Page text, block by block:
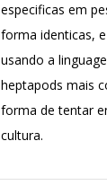
especificas em
forma identicas,
usando a
heptapods mais
forma de tentar
cultura.